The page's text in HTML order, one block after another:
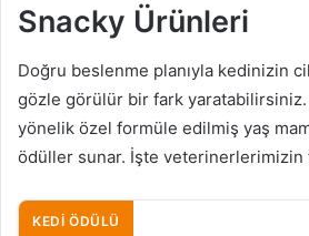
Snacky Ürünleri
Doğru beslenme planıyla kedinizin
gözle görülür bir fark
yönelik özel formüle edilmiş yaş
ödüller sunar. İşte veterinerlerimizin
KEDI ÖDÜLÜ